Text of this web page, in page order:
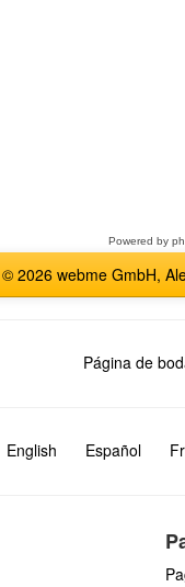
Powered by
© 2026 webme GmbH,
Página de
English Español